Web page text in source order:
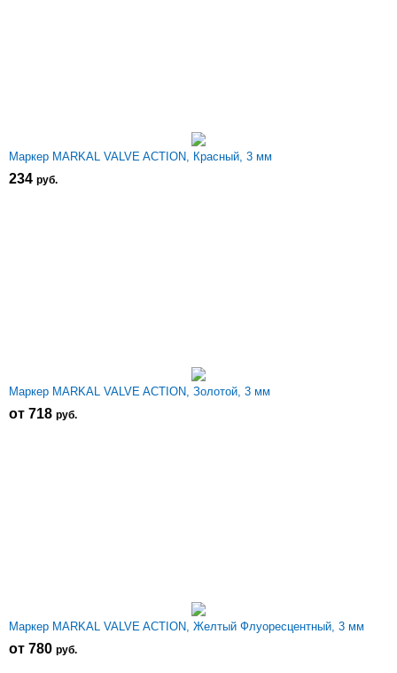
Маркер MARKAL VALVE ACTION, Красный, 3 мм
234 руб.
Маркер MARKAL VALVE ACTION, Золотой, 3 мм
от 718 руб.
Маркер MARKAL VALVE ACTION, Желтый Флуоресцентный, 3 мм
от 780 руб.